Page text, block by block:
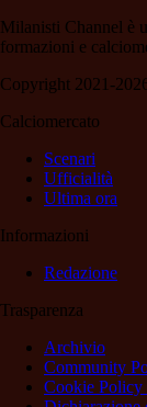
Milanisti Channel è
formazioni e
Copyright 2021-
Calciomercato
Scenari
Ufficialità
Ultima ora
Informazioni
Redazione
Trasparenza
Archivio
Community
Cookie Policy